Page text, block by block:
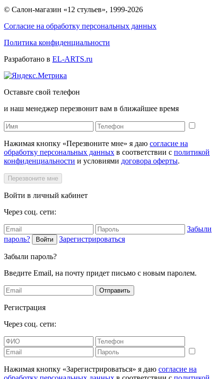
© Салон-магазин «12 стульев», 1999-2026
Согласие на обработку персональных данных
Политика конфиденциальности
Разработано в EL-ARTS.ru
Оставьте свой телефон
и наш менеджер перезвонит вам в ближайшее время
Нажимая кнопку «Перезвоните мне» я даю согласие на
обработку персональных данных в соответствии с политикой
конфиденциальности и условиями договора оферты.
Перезвоните мне
Войти в личный кабинет
Через соц. сети:
Забыли
пароль?
Войти Зарегистрироваться
Забыли пароль?
Введите Email, на почту придет письмо с новым паролем.
Отправить
Регистрация
Через соц. сети:
Нажимая кнопку «Зарегистрироваться» я даю согласие на